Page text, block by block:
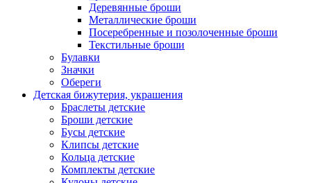
Деревянные броши
Металлические броши
Посеребренные и позолоченные броши
Текстильные броши
Булавки
Значки
Обереги
Детская бижутерия, украшения
Браслеты детские
Броши детские
Бусы детские
Клипсы детские
Кольца детские
Комплекты детские